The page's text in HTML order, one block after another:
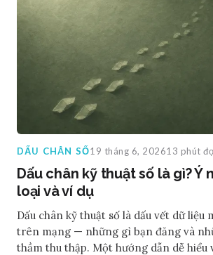
DẤU CHÂN SỐ19 tháng 6, 202613 phút
Dấu chân kỹ thuật số là gì? Ý
loại và ví dụ
Dấu chân kỹ thuật số là dấu vết dữ liệu
trên mạng — những gì bạn đăng và
thầm thu thập. Một hướng dẫn dễ hiểu